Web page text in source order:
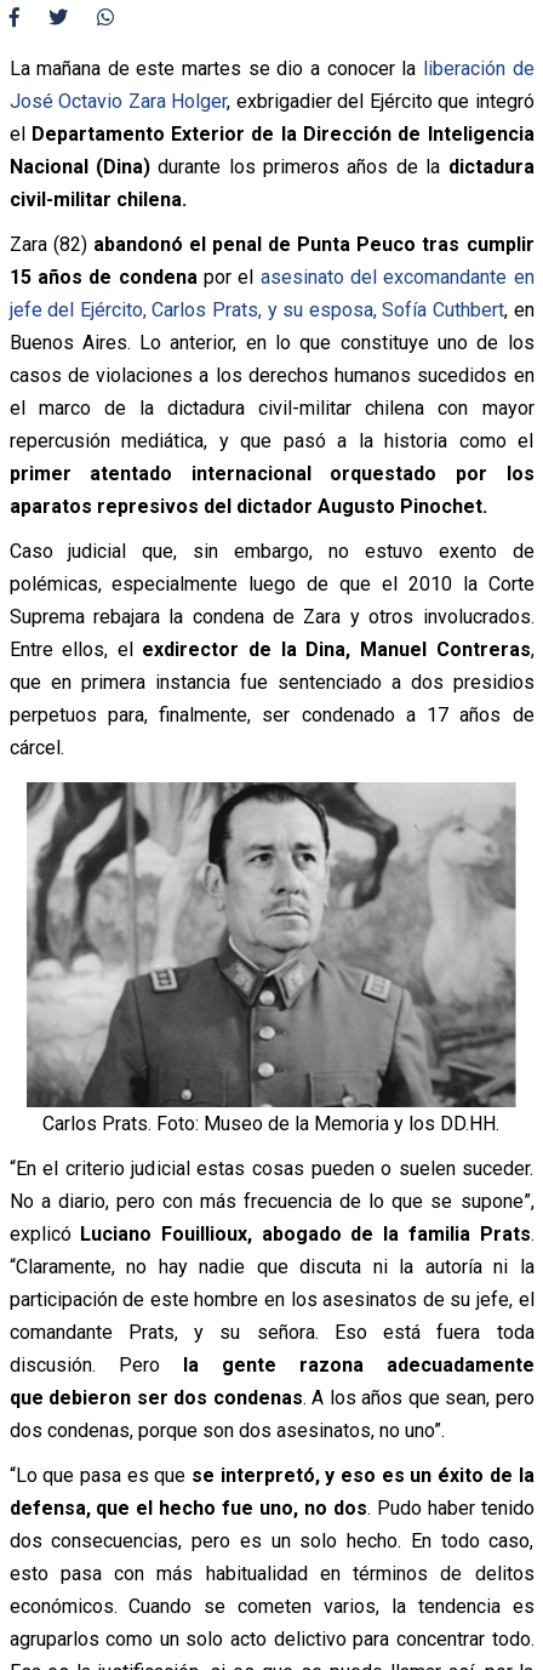
La mañana de este martes se dio a conocer la liberación de
José Octavio Zara Holger, exbrigadier del Ejército que integró
el Departamento Exterior de la Dirección de Inteligencia
Nacional (Dina)durante los primeros años de la dictadura
civil-militar chilena.
Zara (82) abandonó el penal de Punta Peuco tras cumplir
15 años de condena por el asesinato del excomandante en
jefe del Ejército, Carlos Prats, y su esposa, Sofía Cuthbert, en
Buenos Aires. Lo anterior, en lo que constituye uno de los
casos de violaciones a los derechos humanos sucedidos en
el marco de la dictadura civil-militar chilena con mayor
repercusión mediática, y que pasó a la historia como el
primer atentado internacional orquestado por los
aparatos represivos del dictador Augusto Pinochet.
Caso judicial que, sin embargo, no estuvo exento de
polémicas, especialmente luego de que el 2010 la Corte
Suprema rebajara la condena de Zara y otros involucrados.
Entre ellos, el exdirector de la Dina, Manuel Contreras,
que en primera instancia fue sentenciado a dos presidios
perpetuos para, finalmente, ser condenado a 17 años de
cárcel.
Carlos Prats. Foto: Museo de la Memoria y los DD.HH.
“En el criterio judicial estas cosas pueden o suelen suceder.
No a diario, pero con más frecuencia de lo que se supone”,
explicó Luciano Fouillioux, abogado de la familia Prats.
“Claramente, no hay nadie que discuta ni la autoría ni la
participación de este hombre en los asesinatos de su jefe, el
comandante Prats, y su señora. Eso está fuera toda
discusión. Perola gente razona adecuadamente
que debieron ser dos condenas. A los años que sean, pero
dos condenas, porque son dos asesinatos, no uno”.
“Lo que pasa es que se interpretó, y eso es un éxito de la
defensa, que el hecho fue uno, no dos. Pudo haber tenido
dos consecuencias, pero es un solo hecho. En todo caso,
esto pasa con más habitualidad en términos de delitos
económicos. Cuando se cometen varios, la tendencia es
agruparlos como un solo acto delictivo para concentrar todo.